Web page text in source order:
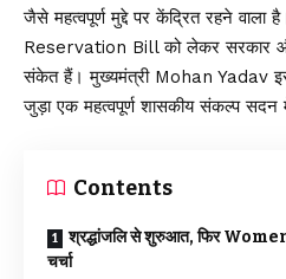
जैसे महत्वपूर्ण मुद्दे पर केंद्रित रहने
Reservation Bill को लेकर सरकार
संकेत हैं। मुख्यमंत्री Mohan Yadav
जुड़ा एक महत्वपूर्ण शासकीय संकल्प
Contents
श्रद्धांजलि से शुरुआत, फिर
चर्चा